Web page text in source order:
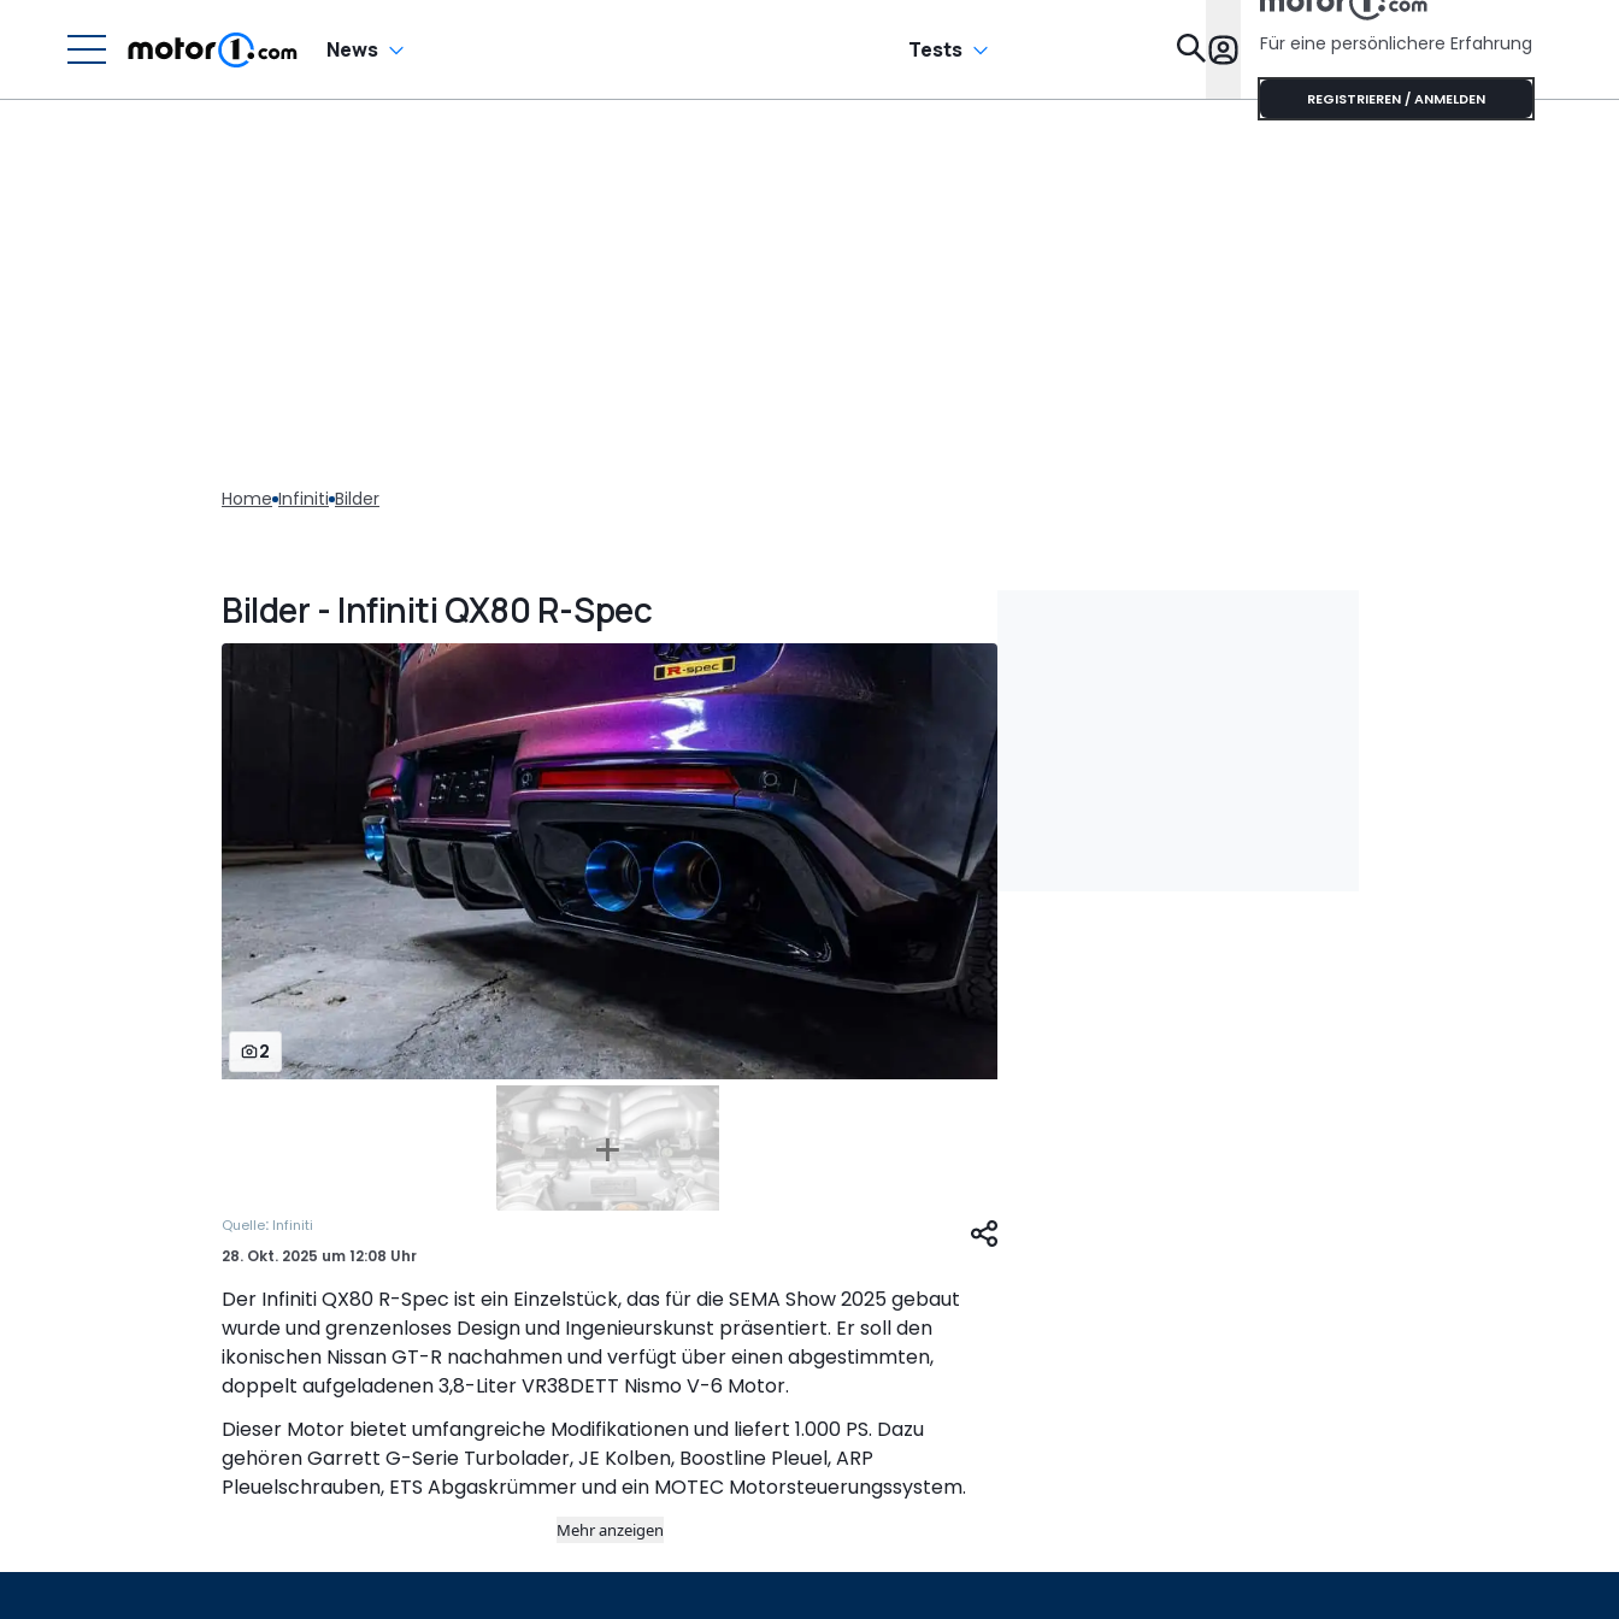
News Tests Specials
Für eine persönlichere Erfahrung
REGISTRIEREN / ANMELDEN
Home Infiniti Bilder
Bilder - Infiniti QX80 R-Spec
2
Quelle: Infiniti
28. Okt. 2025 um12:08 Uhr
Der Infiniti QX80 R-Spec ist ein Einzelstück, das für die SEMA Show 2025 gebaut
wurde und grenzenloses Design und Ingenieurskunst präsentiert. Er soll den
ikonischen Nissan GT-R nachahmen und verfügt über einen abgestimmten,
doppelt aufgeladenen 3,8-Liter VR38DETT Nismo V-6 Motor.
Dieser Motor bietet umfangreiche Modifikationen und liefert 1.000 PS. Dazu
gehören Garrett G-Serie Turbolader, JE Kolben, Boostline Pleuel, ARP
Pleuelschrauben, ETS Abgaskrümmer und ein MOTEC Motorsteuerungssystem.
Mehr anzeigen